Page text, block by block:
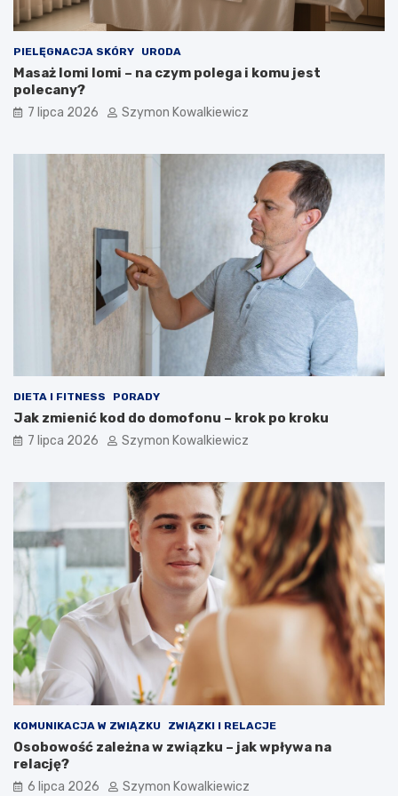
PIELĘGNACJA SKÓRY URODA
Masaż lomi lomi – na czym polega i komu jest
polecany?
7 lipca 2026 Szymon Kowalkiewicz
DIETA I FITNESS PORADY
Jak zmienić kod do domofonu – krok po kroku
7 lipca 2026 Szymon Kowalkiewicz
KOMUNIKACJA W ZWIĄZKU ZWIĄZKI I RELACJE
Osobowość zależna w związku – jak wpływa na
relację?
6 lipca 2026 Szymon Kowalkiewicz